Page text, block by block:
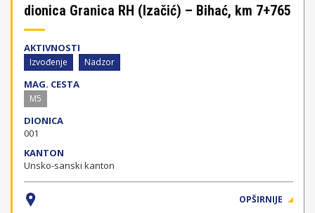
dionica Granica RH (Izačić) – Bihać, km 7+765
AKTIVNOSTI
Izvođenje Nadzor
MAG. CESTA
M5
DIONICA
001
KANTON
Unsko-sanski kanton
OPŠIRNIJE